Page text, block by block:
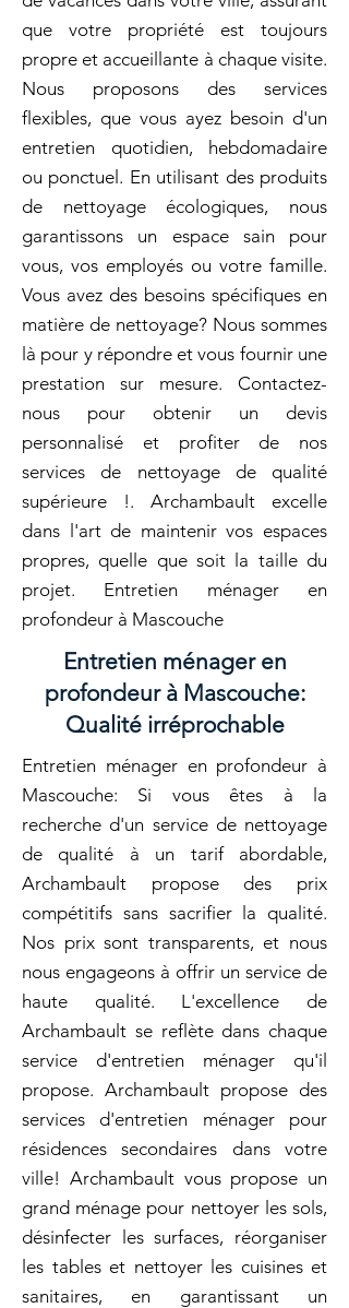
que votre propriété est toujours
propre et accueillante à chaque visite.
Nous proposons des services
flexibles, que vous ayez besoin d'un
entretien quotidien, hebdomadaire
ou ponctuel. En utilisant des produits
de nettoyage écologiques, nous
garantissons un espace sain pour
vous, vos employés ou votre famille.
Vous avez des besoins spécifiques en
matière de nettoyage? Nous sommes
là pour y répondre et vous fournir une
prestation sur mesure. Contactez-
nous pour obtenir un devis
personnalisé et profiter de nos
services de nettoyage de qualité
supérieure !. Archambault excelle
dans l'art de maintenir vos espaces
propres, quelle que soit la taille du
projet. Entretien ménager en
profondeur à Mascouche
Entretien ménager en
profondeur à Mascouche:
Qualité irréprochable
Entretien ménager en profondeur à
Mascouche: Si vous êtes à la
recherche d'un service de nettoyage
de qualité à un tarif abordable,
Archambault propose des prix
compétitifs sans sacrifier la qualité.
Nos prix sont transparents, et nous
nous engageons à offrir un service de
haute qualité. L'excellence de
Archambault se reflète dans chaque
service d'entretien ménager qu'il
propose. Archambault propose des
services d'entretien ménager pour
résidences secondaires dans votre
ville! Archambault vous propose un
grand ménage pour nettoyer les sols,
désinfecter les surfaces, réorganiser
les tables et nettoyer les cuisines et
sanitaires, en garantissant un